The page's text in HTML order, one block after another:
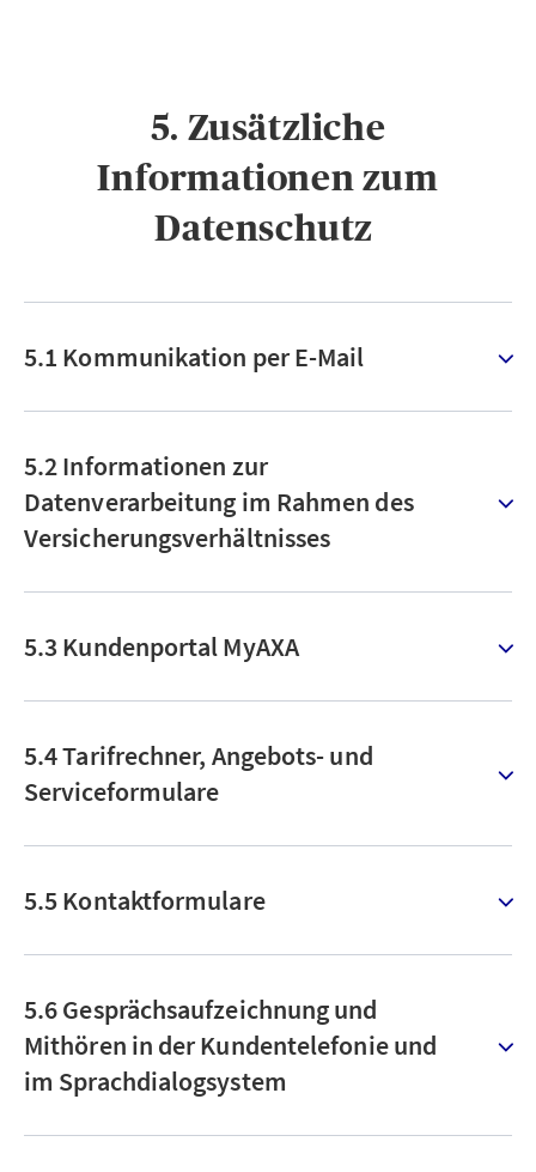
5. Zusätzliche
Informationen zum
Datenschutz ​
5.1 Kommunikation per E-Mail
5.2 Informationen zur
Datenverarbeitung im Rahmen des
Versicherungsverhältnisses
5.3 Kundenportal MyAXA
5.4 Tarifrechner, Angebots- und
Serviceformulare
5.5 Kontaktformulare
5.6 Gesprächsaufzeichnung und
Mithören in der Kundentelefonie und
im Sprachdialogsystem